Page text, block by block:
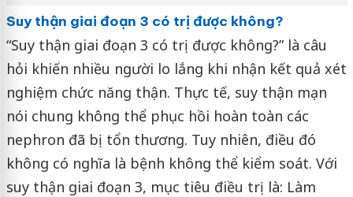
Suy thận giai đoạn 3 có trị được không?
“Suy thận giai đoạn 3 có trị được không?” là câu
hỏi khiến nhiều người lo lắng khi nhận kết quả xét
nghiệm chức năng thận. Thực tế, suy thận mạn
nói chung không thể phục hồi hoàn toàn các
nephron đã bị tổn thương. Tuy nhiên, điều đó
không có nghĩa là bệnh không thể kiểm soát. Với
suy thận giai đoạn 3, mục tiêu điều trị là: Làm